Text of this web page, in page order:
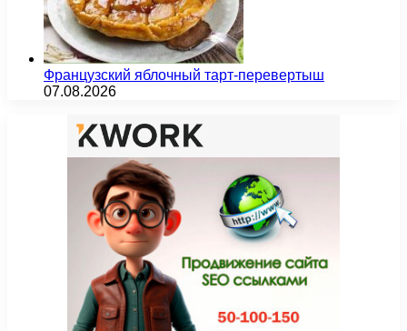
Французский яблочный тарт-перевертыш
07.08.2026